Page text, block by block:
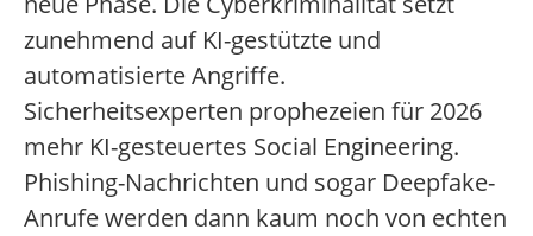
zunehmend auf KI-gestützte und
automatisierte Angriffe.
Sicherheitsexperten prophezeien für 2026
mehr KI-gesteuertes Social Engineering.
Phishing-Nachrichten und sogar Deepfake-
Anrufe werden dann kaum noch von echten